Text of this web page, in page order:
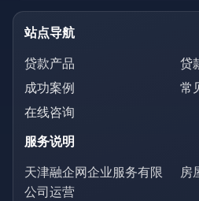
站点导航
贷款产品
贷
成功案例
常
在线咨询
服务说明
天津融企网企业服务有限
公司运营
房